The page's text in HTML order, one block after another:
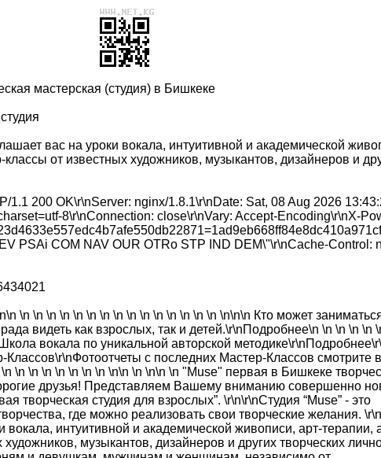
мастерская (студия) в Бишкеке
вас на уроки вокала, интуитивной и академической
от известных художников, музыкантов, дизайнеров и
1.1 200 OK\r\nServer: nginx/1.8.1\r\nDate: Sat, 08 Aug 2026
8\r\nConnection: close\r\nVary: Accept-Encoding\r\nX-
PSAi COM NAV OUR OTRo STP IND DEM\"\r\nCache-Control:
\n \n \n \n \n \n \n \n \n \n \n \n \n \n \n \n\n\n Кто может
видеть как взрослых, так и детей.\r\nПодробнее\n \n \n \n \n
вокала по уникальной авторской
Классов\r\nФотоотчеты с последних Мастер-Классов смотрите
\n \n \n \n \n \n \n \n\n \n \n\n \n "Muse" первая в Бишкеке
друзья! Представляем Вашему вниманию совершенно
творческая студия для взрослых”. \r\n\r\nСтудия “Muse” - это
где можно реализовать свои творческие желания.
вокала, интуитивной и академической живописи, арт-терапии,
музыкантов, дизайнеров и других творческих